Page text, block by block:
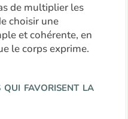
de multiplier les
choisir une
et cohérente, en
le corps exprime.
qui favorisent la